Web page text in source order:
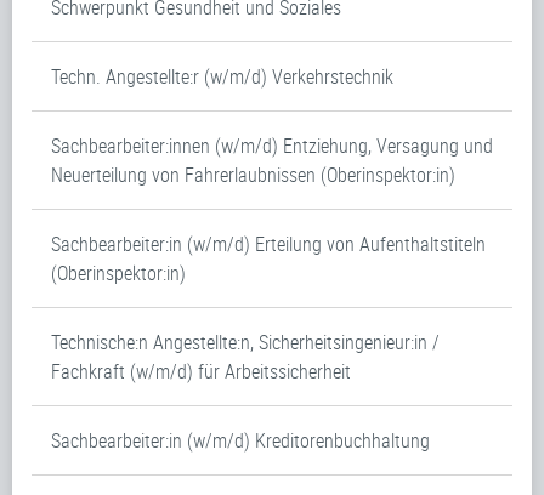
Schwerpunkt Gesundheit und Soziales
Techn. Angestellte:r (w/m/d) Verkehrstechnik
Sachbearbeiter:innen (w/m/d) Entziehung, Versagung und
Neuerteilung von Fahrerlaubnissen (Oberinspektor:in)
Sachbearbeiter:in (w/m/d) Erteilung von Aufenthaltstiteln
(Oberinspektor:in)
Technische:n Angestellte:n, Sicherheitsingenieur:in /
Fachkraft (w/m/d) für Arbeitssicherheit
Sachbearbeiter:in (w/m/d) Kreditorenbuchhaltung